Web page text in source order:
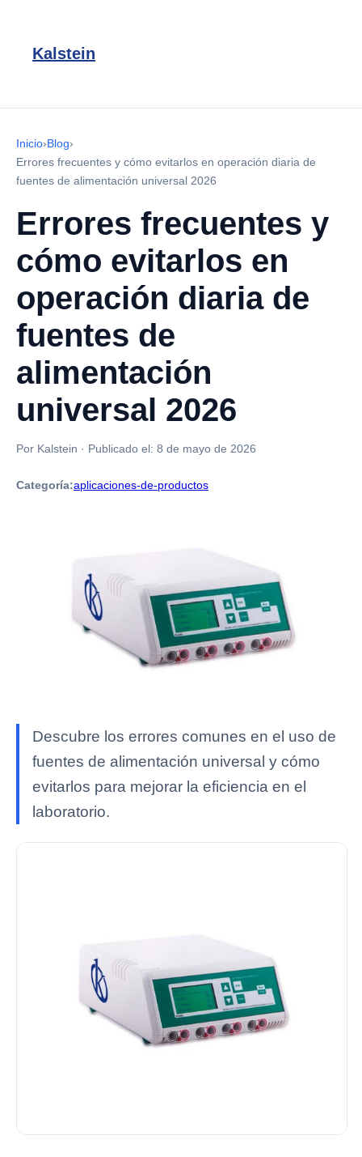
Kalstein
Inicio›Blog›
Errores frecuentes y cómo evitarlos en operación diaria de
fuentes de alimentación universal 2026
Errores frecuentes y
cómo evitarlos en
operación diaria de
fuentes de
alimentación
universal 2026
Por Kalstein · Publicado el: 8 de mayo de 2026
Categoría:aplicaciones-de-productos
Descubre los errores comunes en el uso de
fuentes de alimentación universal y cómo
evitarlos para mejorar la eficiencia en el
laboratorio.